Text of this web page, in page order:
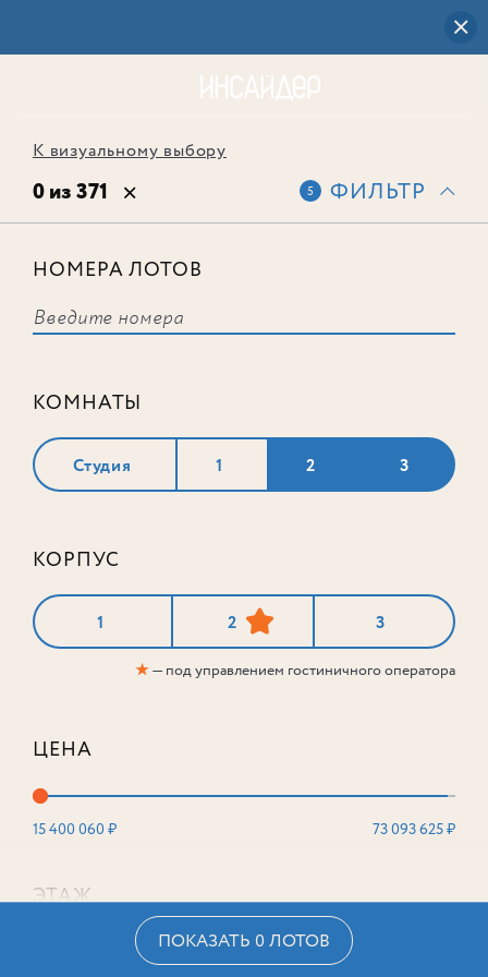
К визуальному выбору
0 из 371 5 ФИЛЬТР
НОМЕРА ЛОТОВ
КОМНАТЫ
Студия 1 2 3
КОРПУС
1 2 3
★— под управлением гостиничного оператора
ЦЕНА
15 400 060 ₽ 73 093 625 ₽
ЭТАЖ
ПОКАЗАТЬ 0 ЛОТОВ
соответствует ни одного лота